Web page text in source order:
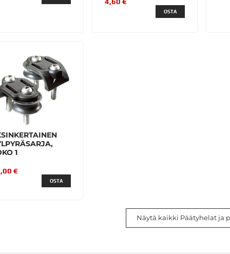
OSTA
1
€
OSTA
Näytä kaikki Päätyhelat ja